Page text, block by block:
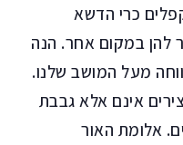
כרי הדשא
להן במקום אחר. הנה
מעל המושב שלנו.
אינם אלא גבבת
אלומת האור